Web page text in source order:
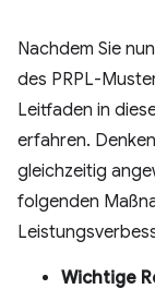
Nachdem Sie
des PRPL-
Leitfaden in
erfahren.
gleichzeitig
folgenden
Wichtige